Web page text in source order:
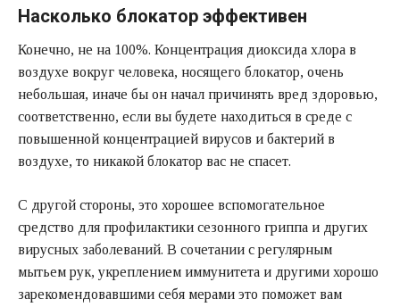
Насколько блокатор эффективен
Конечно, не на 100%. Концентрация диоксида хлора в
воздухе вокруг человека, носящего блокатор, очень
небольшая, иначе бы он начал причинять вред здоровью,
соответственно, если вы будете находиться в среде с
повышенной концентрацией вирусов и бактерий в
воздухе, то никакой блокатор вас не спасет.
С другой стороны, это хорошее вспомогательное
средство для профилактики сезонного гриппа и других
вирусных заболеваний. В сочетании с регулярным
мытьем рук, укреплением иммунитета и другими хорошо
зарекомендовавшими себя мерами это поможет вам